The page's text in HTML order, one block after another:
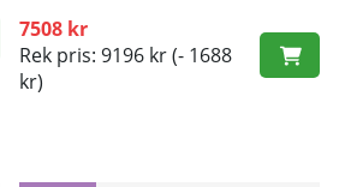
7508 kr
Rek pris: 9196 kr(- 1688
kr)